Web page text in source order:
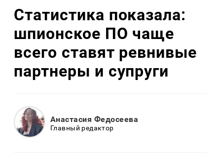
Статистика показала:
шпионское ПО чаще
всего ставят ревнивые
партнеры и супруги
Анастасия Федосеева
Главный редактор